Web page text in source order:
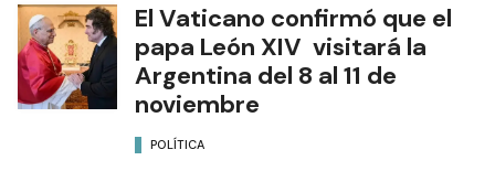
El Vaticano confirmó que el
papa León XIV visitará la
Argentina del 8 al 11 de
noviembre
POLÍTICA